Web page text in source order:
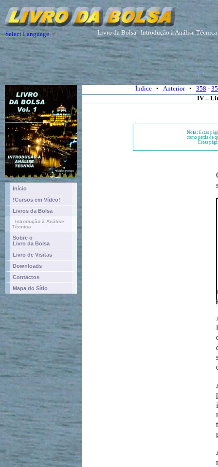
Select Language ▼ Livro da Bolsa Introdução à Análise Técnica
Início
!Cursos em Vídeo!
Livros da Bolsa
Introdução à Análise
Técnica
Sobre o
Livro da Bolsa
Livro de Visitas
Downloads
Contactos
Mapa do Sítio
IV –
Índice • Anterior• 358 -
Nota: Estas
como perda de
Estas